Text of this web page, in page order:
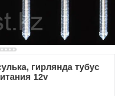
гирлянда тубус
12v